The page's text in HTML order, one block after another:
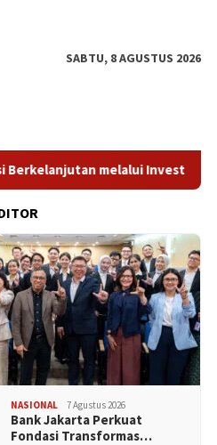
SABTU, 8 AGUSTUS 2026
Investasi Talenta Teknologi
NASIONAL 7 Agustus 2026
Bank Jakarta Perkuat
Fondasi Transformas…